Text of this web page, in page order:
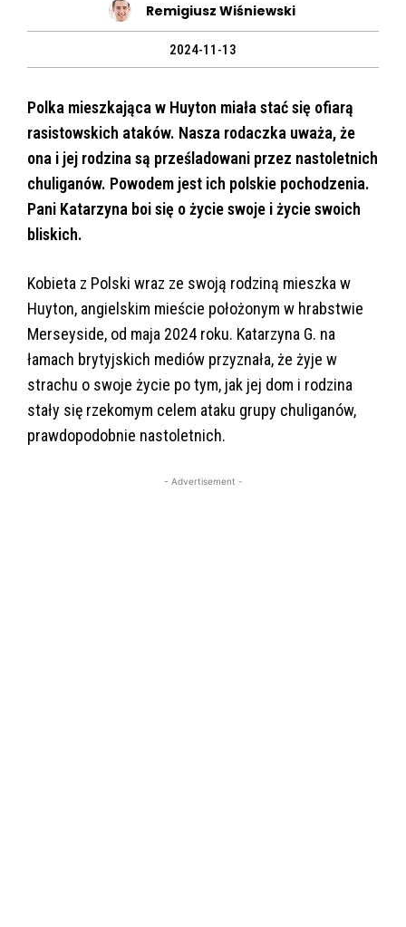
Remigiusz Wiśniewski
2024-11-13
Polka mieszkająca w Huyton miała stać się ofiarą
rasistowskich ataków. Nasza rodaczka uważa, że
ona i jej rodzina są prześladowani przez nastoletnich
chuliganów. Powodem jest ich polskie pochodzenia.
Pani Katarzyna boi się o życie swoje i życie swoich
bliskich.
Kobieta z Polski wraz ze swoją rodziną mieszka w
Huyton, angielskim mieście położonym w hrabstwie
Merseyside, od maja 2024 roku. Katarzyna G. na
łamach brytyjskich mediów przyznała, że żyje w
strachu o swoje życie po tym, jak jej dom i rodzina
stały się rzekomym celem ataku grupy chuliganów,
prawdopodobnie nastoletnich.
- Advertisement -